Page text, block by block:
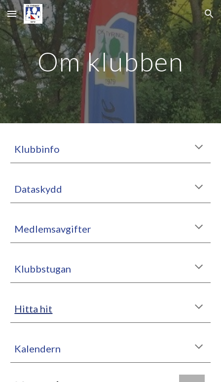
Skip to main content Skip to navigation
Om klubben
Klubbinfo
Dataskydd
Medlemsavgifter
Klubbstugan
Hitta hit
Kalendern